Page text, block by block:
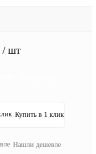
/ шт
Купить в 1 клик
Нашли дешевле